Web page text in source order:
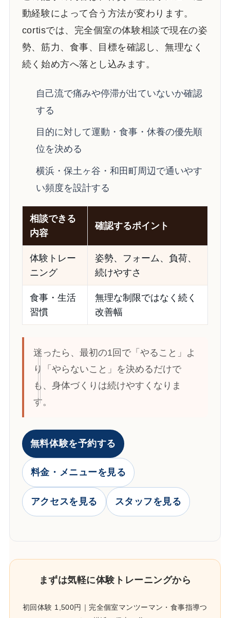
動経験によって合う方法が変わります。
cortisでは、完全個室の体験相談で現在の姿
勢、筋力、食事、目標を確認し、無理なく
続く始め方へ落とし込みます。
自己流で痛みや停滞が出ていないか確認
する
目的に対して運動・食事・休養の優先順
位を決める
横浜・保土ヶ谷・和田町周辺で通いやす
い頻度を設計する
相談できる
内容
確認するポイント
体験トレー
ニング
姿勢、フォーム、負荷、
続けやすさ
食事・生活
習慣
無理な制限ではなく続く
改善幅
迷ったら、最初の1回で「やること」よ
り「やらないこと」を決めるだけで
も、身体づくりは続けやすくなりま
す。
無料体験を予約する
料金・メニューを見る
アクセスを見る スタッフを見る
まずは気軽に体験トレーニングから
初回体験 1,500円｜完全個室マンツーマン・食事指導つ